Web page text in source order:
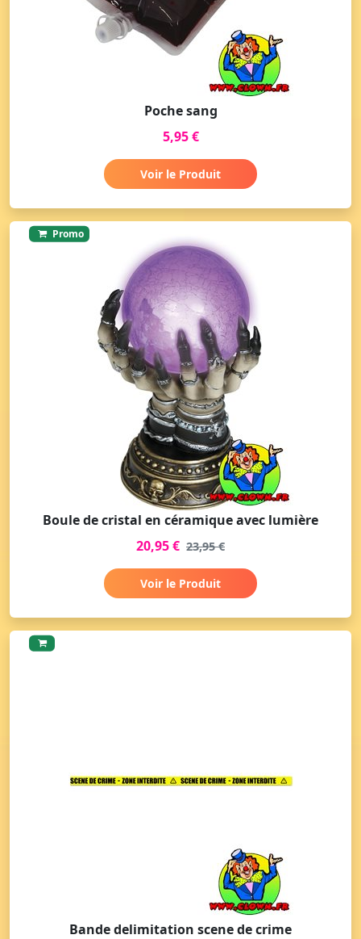
Poche sang
5,95 €
Voir le Produit
Promo
Boule de cristal en céramique avec lumière
20,95 € 23,95 €
Voir le Produit
Bande delimitation scene de crime